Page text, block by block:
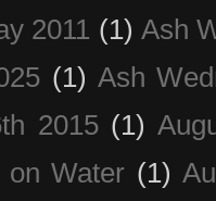
2011 (1) Ash
(1) Ash
2015 (1)
Water (1)